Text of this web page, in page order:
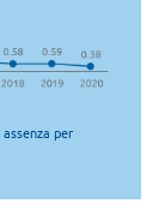
per